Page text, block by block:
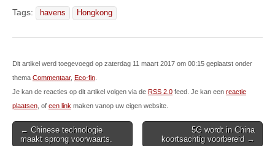
Tags: havens Hongkong
Dit artikel werd toegevoegd op zaterdag 11 maart 2017 om 00:15 geplaatst onder
thema Commentaar, Eco-fin
Je kan de reacties op dit artikel volgen via de RSS 2.0 feed. Je kan een reactie
plaatsen , of een link maken vanop uw eigen website.
Post
← Chinese technologie
maakt sprong voorwaarts.
5G wordt in China
koortsachtig voorbereid →